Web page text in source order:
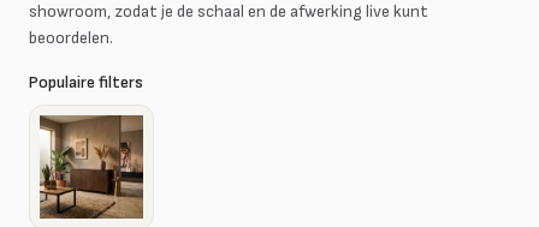
showroom, zodat je de schaal en de afwerking live kunt
beoordelen.
Populaire filters